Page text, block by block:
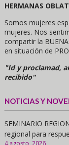
HERMANAS
Somos mujeres
mujeres. Nos
compartir la
en situación de
"Id y proclamad,
recibido"
NOTICIAS Y
SEMINARIO
regional para
4 agosto, 2026